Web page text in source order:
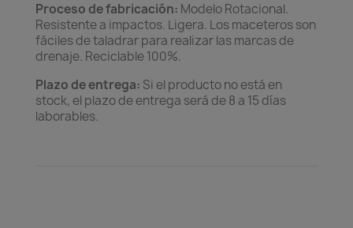
Proceso de fabricación: Modelo Rotacional.
Resistente a impactos. Ligera. Los maceteros son
fáciles de taladrar para realizar las marcas de
drenaje. Reciclable 100%.
Plazo de entrega: Si el producto no está en
stock, el plazo de entrega será de 8 a 15 días
laborables.